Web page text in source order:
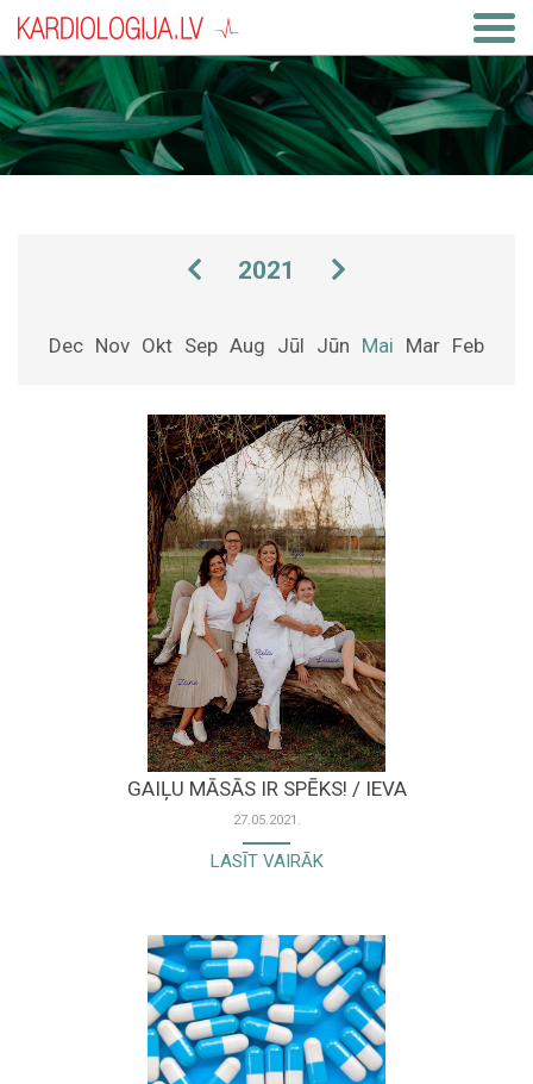
2021
Dec Nov Okt Sep Aug Jūl Jūn Mai Mar Feb
GAIĻU MĀSĀS IR SPĒKS! / IEVA
27.05.2021.
LASĪT VAIRĀK